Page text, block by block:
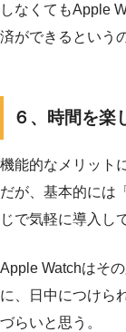
しなくてもApple
済ができるという
６、時間を楽
機能的なメリット
だが、基本的には
じで気軽に導入し
Apple Watchはそ
に、日中につけら
づらいと思う。